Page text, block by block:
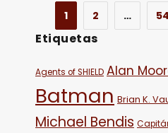
1 2 … 54
Etiquetas
Agents of SHIELD Alan
Batman Brian K.
Michael Bendis